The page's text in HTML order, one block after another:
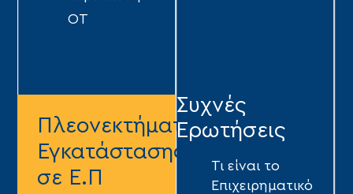
ΟΤ
Πλεονεκτήματα
Εγκατάστασης
σε Ε.Π
Συχνές
Ερωτήσεις
Τι είναι το
Επιχειρηματικό